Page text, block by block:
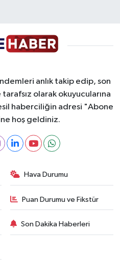
anlık takip edip, son
olarak okuyucularına
haberciliğin adresi "Abone
hoş geldiniz.
Hava Durumu
Puan Durumu ve Fikstür
Son Dakika Haberleri